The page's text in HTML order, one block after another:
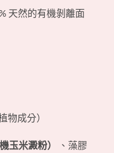
天然的有機剝離面
物成分）
機玉米澱粉）
、藻膠